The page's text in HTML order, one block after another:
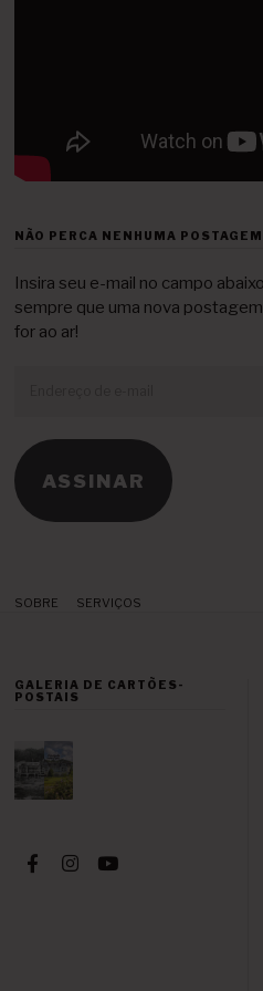
NÃO PERCA NENHUMA
Insira seu e-mail no campo
sempre que uma nova
for ao ar!
mail
ASSINAR
SOBRE SERVIÇOS
GALERIA DE CARTÕES-
POSTAIS